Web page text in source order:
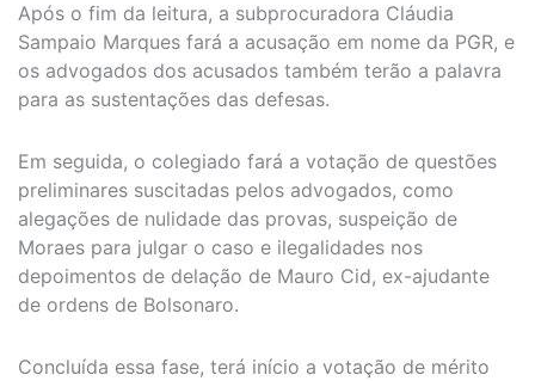
Após o fim da leitura, a subprocuradora Cláudia
Sampaio Marques fará a acusação em nome da PGR, e
os advogados dos acusados também terão a palavra
para as sustentações das defesas.
Em seguida, o colegiado fará a votação de questões
preliminares suscitadas pelos advogados, como
alegações de nulidade das provas, suspeição de
Moraes para julgar o caso e ilegalidades nos
depoimentos de delação de Mauro Cid, ex-ajudante
de ordens de Bolsonaro.
Concluída essa fase, terá início a votação de mérito